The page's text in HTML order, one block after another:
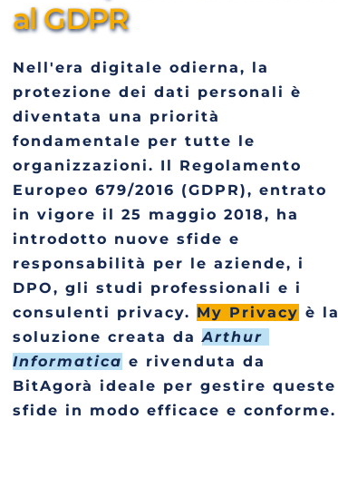
al GDPR
Nell'era digitale odierna, la
protezione dei dati personali è
diventata una priorità
fondamentale per tutte le
organizzazioni. Il Regolamento
Europeo 679/2016 (GDPR), entrato
in vigore il 25 maggio 2018, ha
introdotto nuove sfide e
responsabilità per le aziende, i
DPO, gli studi professionali e i
consulenti privacy. My Privacy è la
soluzione creata da Arthur
Informatica e rivenduta da
BitAgorà ideale per gestire queste
sfide in modo efficace e conforme.